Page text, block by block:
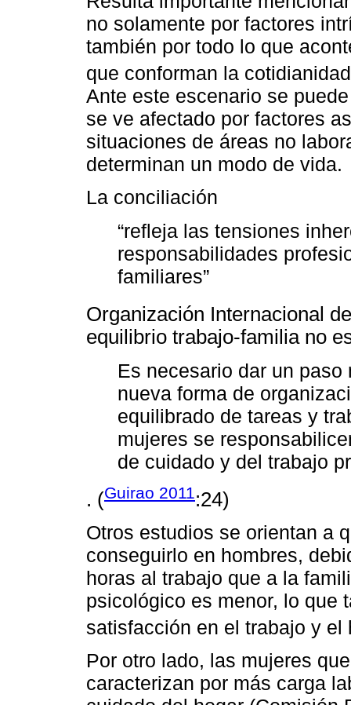
no solamente por factores
también por todo lo que
que conforman la
Ante este escenario se
se ve afectado por factores
situaciones de áreas no
determinan un modo de vida.
La conciliación
“refleja las tensiones
responsabilidades
familiares”
Organización Internacional
equilibrio trabajo-familia no
Es necesario dar un
nueva forma de
equilibrado de tareas y
mujeres se
de cuidado y del trabajo
. (Guirao 2011:24)
Otros estudios se orientan a
conseguirlo en hombres,
horas al trabajo que a la
psicológico es menor, lo que
satisfacción en el trabajo y el
Por otro lado, las mujeres
caracterizan por más carga